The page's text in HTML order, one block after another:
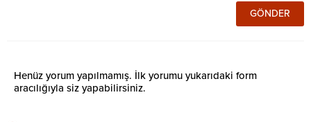
Henüz yorum yapılmamış. İlk yorumu yukarıdaki form
aracılığıyla siz yapabilirsiniz.